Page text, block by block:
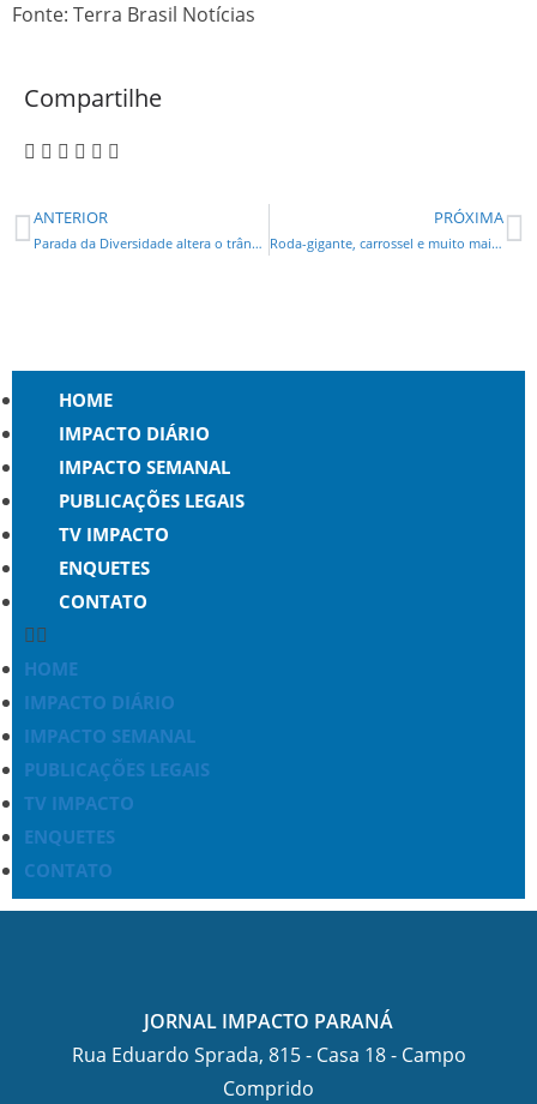
Fonte: Terra Brasil Notícias
Compartilhe
ANTERIOR
Parada da Diversidade altera o trânsito no Centro Cívico no feriado
PRÓXIMA
Roda-gigante, carrossel e muito mais: confira cinco atrações do Natal de Curitiba que retornam em 2022
HOME
IMPACTO DIÁRIO
IMPACTO SEMANAL
PUBLICAÇÕES LEGAIS
TV IMPACTO
ENQUETES
CONTATO
HOME
IMPACTO DIÁRIO
IMPACTO SEMANAL
PUBLICAÇÕES LEGAIS
TV IMPACTO
ENQUETES
CONTATO
JORNAL IMPACTO PARANÁ
Rua Eduardo Sprada, 815 - Casa 18 - Campo
Comprido